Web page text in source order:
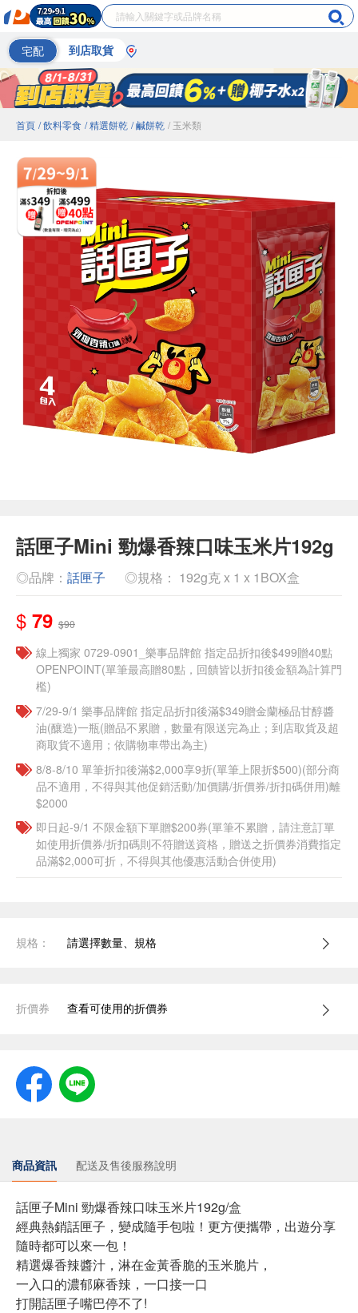
宅配 到店取貨
首頁 / 飲料零食 / 精選餅乾 / 鹹餅乾 / 玉米類
話匣子Mini 勁爆香辣口味玉米片192g
◎品牌： 話匣子 ◎規格： 192g克 x 1 x 1BOX盒
$ 79 $90
線上獨家 0729-0901_樂事品牌館 指定品折扣後$499贈40點
OPENPOINT(單筆最高贈80點，回饋皆以折扣後金額為計算門
檻)
7/29-9/1 樂事品牌館 指定品折扣後滿$349贈金蘭極品甘醇醬
油(釀造)一瓶(贈品不累贈，數量有限送完為止；到店取貨及超
商取貨不適用；依購物車帶出為主)​
8/8-8/10 單筆折扣後滿$2,000享9折(單筆上限折$500)(部分商
品不適用，不得與其他促銷活動/加價購/折價券/折扣碼併用)離
$2000
即日起-9/1 不限金額下單贈$200券(單筆不累贈，請注意訂單
如使用折價券/折扣碼則不符贈送資格，贈送之折價券消費指定
品滿$2,000可折，不得與其他優惠活動合併使用)
規格： 請選擇數量、規格
折價券 查看可使用的折價券
商品資訊 配送及售後服務說明
話匣子Mini 勁爆香辣口味玉米片192g/盒
經典熱銷話匣子，變成隨手包啦！更方便攜帶，出遊分享
隨時都可以來一包！
精選爆香辣醬汁，淋在金黃香脆的玉米脆片，
一入口的濃郁麻香辣，一口接一口
打開話匣子嘴巴停不了!